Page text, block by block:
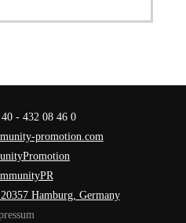
- 432 08 46 0
promotion.com
Hamburg, Germany